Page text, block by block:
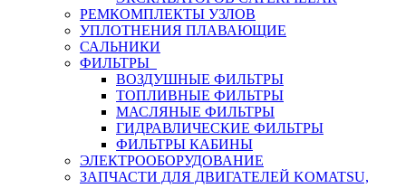
РЕМКОМПЛЕКТЫ УЗЛОВ
УПЛОТНЕНИЯ ПЛАВАЮЩИЕ
САЛЬНИКИ
ФИЛЬТРЫ
ВОЗДУШНЫЕ ФИЛЬТРЫ
ТОПЛИВНЫЕ ФИЛЬТРЫ
МАСЛЯНЫЕ ФИЛЬТРЫ
ГИДРАВЛИЧЕСКИЕ ФИЛЬТРЫ
ФИЛЬТРЫ КАБИНЫ
ЭЛЕКТРООБОРУДОВАНИЕ
ЗАПЧАСТИ ДЛЯ ДВИГАТЕЛЕЙ KOMATSU,